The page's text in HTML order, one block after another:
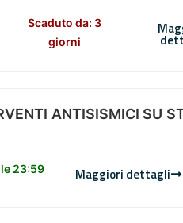
Scaduto da: 3
giorni
ANTISISMICI SU
23:59 Maggiori dettagli